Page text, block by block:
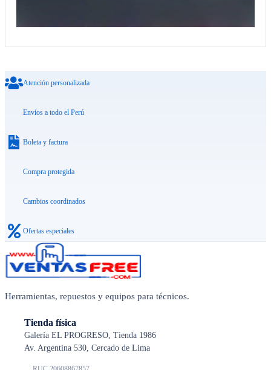
Atención personalizada
Envíos a todo el Perú
Boleta y factura
Compra protegida
Cambios coordinados
Ofertas especiales
Herramientas, repuestos y equipos para técnicos.
Tienda física
Galería EL PROGRESO, Tienda 1986
Av. Argentina 530, Cercado de Lima